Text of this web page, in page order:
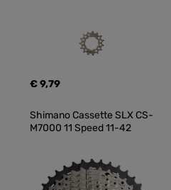
€ 9,79
Shimano Cassette SLX CS-
M7000 11 Speed 11-42